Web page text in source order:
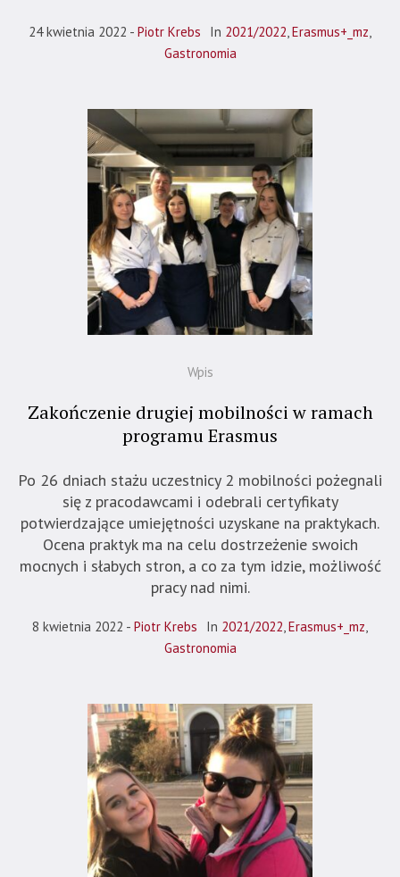
24 kwietnia 2022 Piotr Krebs In 2021/2022 Erasmus+_mz
Gastronomia
Wpis
Zakończenie drugiej mobilności w ramach
programu Erasmus
Po 26 dniach stażu uczestnicy 2 mobilności pożegnali
się z pracodawcami i odebrali certyfikaty
potwierdzające umiejętności uzyskane na praktykach.
Ocena praktyk ma na celu dostrzeżenie swoich
mocnych i słabych stron, a co za tym idzie, możliwość
pracy nad nimi.
8 kwietnia 2022 Piotr Krebs In 2021/2022 Erasmus+_mz
Gastronomia